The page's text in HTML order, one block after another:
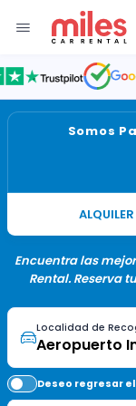
Somos
Encuentra las
Rental. Reserva
Localidad de
Deseo regresar